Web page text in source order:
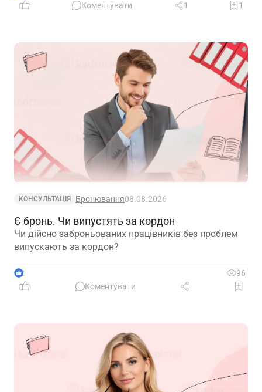
Коментувати
1 1
КОНСУЛЬТАЦІЯ Бронювання08.08.2026
Є бронь. Чи випустять за кордон
Чи дійсно заброньованих працівників без проблем
випускають за кордон?
2
96
Коментувати